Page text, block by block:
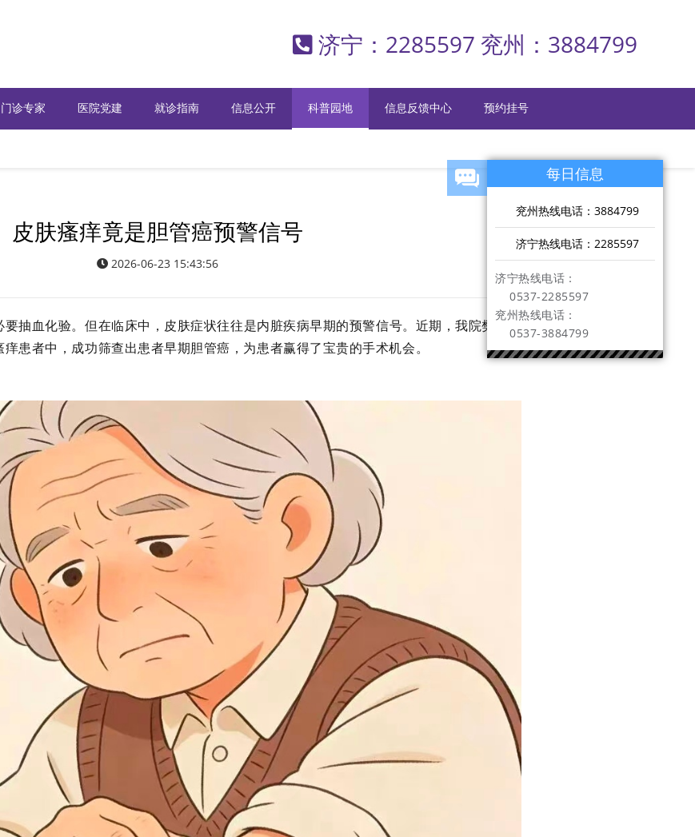
济宁：2285597 兖州：3884799
门诊专家 医院党建 就诊指南 信息公开 科普园地 信息反馈中心 预约挂号
皮肤瘙痒竟是胆管癌预警信号
2026-06-23 15:43:56
抽血化验。但在临床中，皮肤症状往往是内脏疾病早期的预警信号。近期，我院樊超主
患者中，成功筛查出患者早期胆管癌，为患者赢得了宝贵的手术机会。
每日信息
兖州热线电话：3884799
济宁热线电话：2285597
济宁热线电话：
0537-2285597
兖州热线电话：
0537-3884799